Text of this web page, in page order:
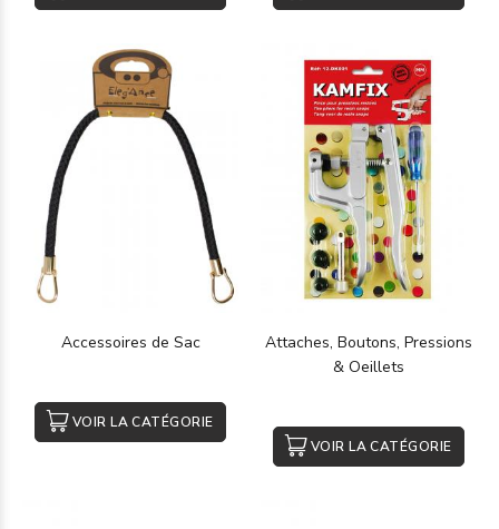
Accessoires de Sac
VOIR LA CATÉGORIE
Attaches, Boutons, Pressions
& Oeillets
VOIR LA CATÉGORIE